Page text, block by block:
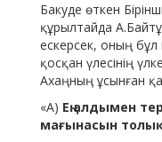
Бакуде өткен
құрылтайда
ескерсек, оның бұл
қосқан үлесінің
Ахаңның ұсынған
«А) Ең алдымен
мағынасын